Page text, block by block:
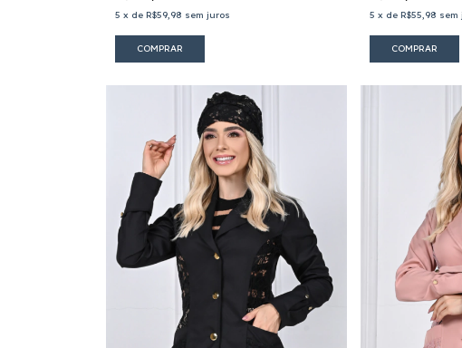
5 x de R$59,98 sem juros
COMPRAR
5 x de R$55,98 sem
COMPRAR